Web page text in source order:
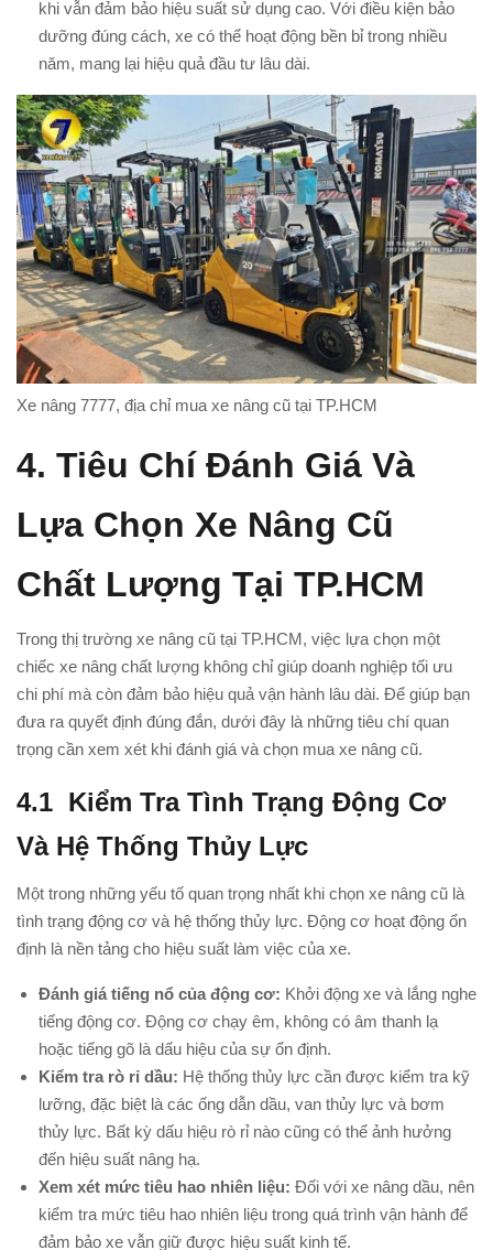
khi vẫn đảm bảo hiệu suất sử dụng cao. Với điều kiện bảo
dưỡng đúng cách, xe có thể hoạt động bền bỉ trong nhiều
năm, mang lại hiệu quả đầu tư lâu dài.
Xe nâng 7777, địa chỉ mua xe nâng cũ tại TP.HCM
4. Tiêu Chí Đánh Giá Và
Lựa Chọn Xe Nâng Cũ
Chất Lượng Tại TP.HCM
Trong thị trường xe nâng cũ tại TP.HCM, việc lựa chọn một
chiếc xe nâng chất lượng không chỉ giúp doanh nghiệp tối ưu
chi phí mà còn đảm bảo hiệu quả vận hành lâu dài. Để giúp bạn
đưa ra quyết định đúng đắn, dưới đây là những tiêu chí quan
trọng cần xem xét khi đánh giá và chọn mua xe nâng cũ.
4.1 Kiểm Tra Tình Trạng Động Cơ
Và Hệ Thống Thủy Lực
Một trong những yếu tố quan trọng nhất khi chọn xe nâng cũ là
tình trạng động cơ và hệ thống thủy lực. Động cơ hoạt động ổn
định là nền tảng cho hiệu suất làm việc của xe.
Đánh giá tiếng nổ của động cơ: Khởi động xe và lắng nghe
tiếng động cơ. Động cơ chạy êm, không có âm thanh lạ
hoặc tiếng gõ là dấu hiệu của sự ổn định.
Kiểm tra rò rỉ dầu: Hệ thống thủy lực cần được kiểm tra kỹ
lưỡng, đặc biệt là các ống dẫn dầu, van thủy lực và bơm
thủy lực. Bất kỳ dấu hiệu rò rỉ nào cũng có thể ảnh hưởng
đến hiệu suất nâng hạ.
Xem xét mức tiêu hao nhiên liệu: Đối với xe nâng dầu, nên
kiểm tra mức tiêu hao nhiên liệu trong quá trình vận hành để
đảm bảo xe vẫn giữ được hiệu suất kinh tế.